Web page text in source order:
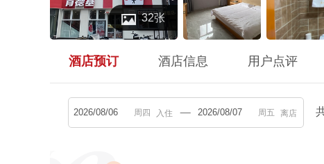
 32张
酒店预订 酒店信息 用户点评
入住 离店